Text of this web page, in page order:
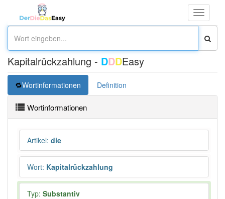
Toggle
Kapitalrückzahlung - DDDEasy
Wortinformationen Definition
Wortinformationen
Artikel: die
Wort: Kapitalrückzahlung
Typ: Substantiv